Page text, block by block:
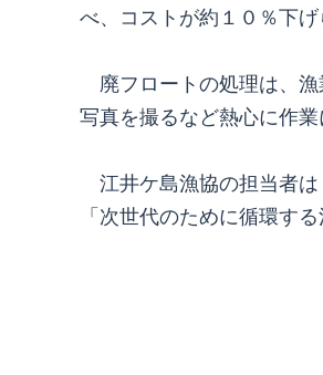
べ、コストが約１０％下げ
廃フロートの処理は、漁
写真を撮るなど熱心に作業
江井ケ島漁協の担当者は
「次世代のために循環す